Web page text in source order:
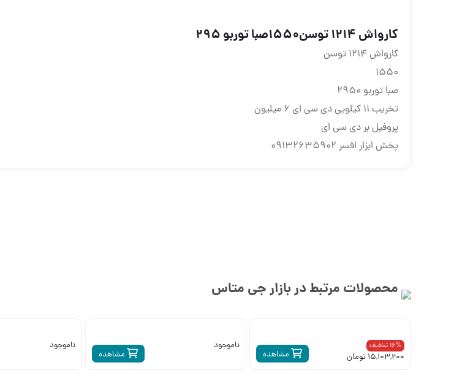
کارواش 1214 توسن1550صبا توربو 295
کارواش 1214 توسن
1550
صبا توربو 2950
تخریب 11 کیلویی دی سی ای 6 میلیون
پروفیل بر دی سی ای
پخش ابزار افسر 09132635902
محصولات مرتبط در بازارجی متاس
مشاهده
16% تخفیف
15,103,200 تومان مشاهده
ناموجود ناموجود